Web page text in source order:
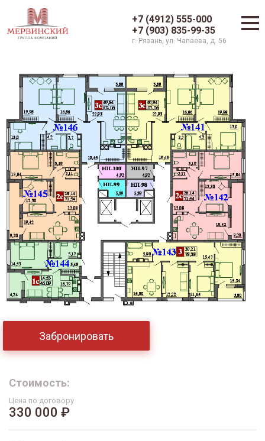
+7 (4912) 555-000
+7 (903) 835-99-35
г. Рязань, ул. Чапаева, д. 56
Забронировать
Стоимость:
Цена по договору
330 000 ₽